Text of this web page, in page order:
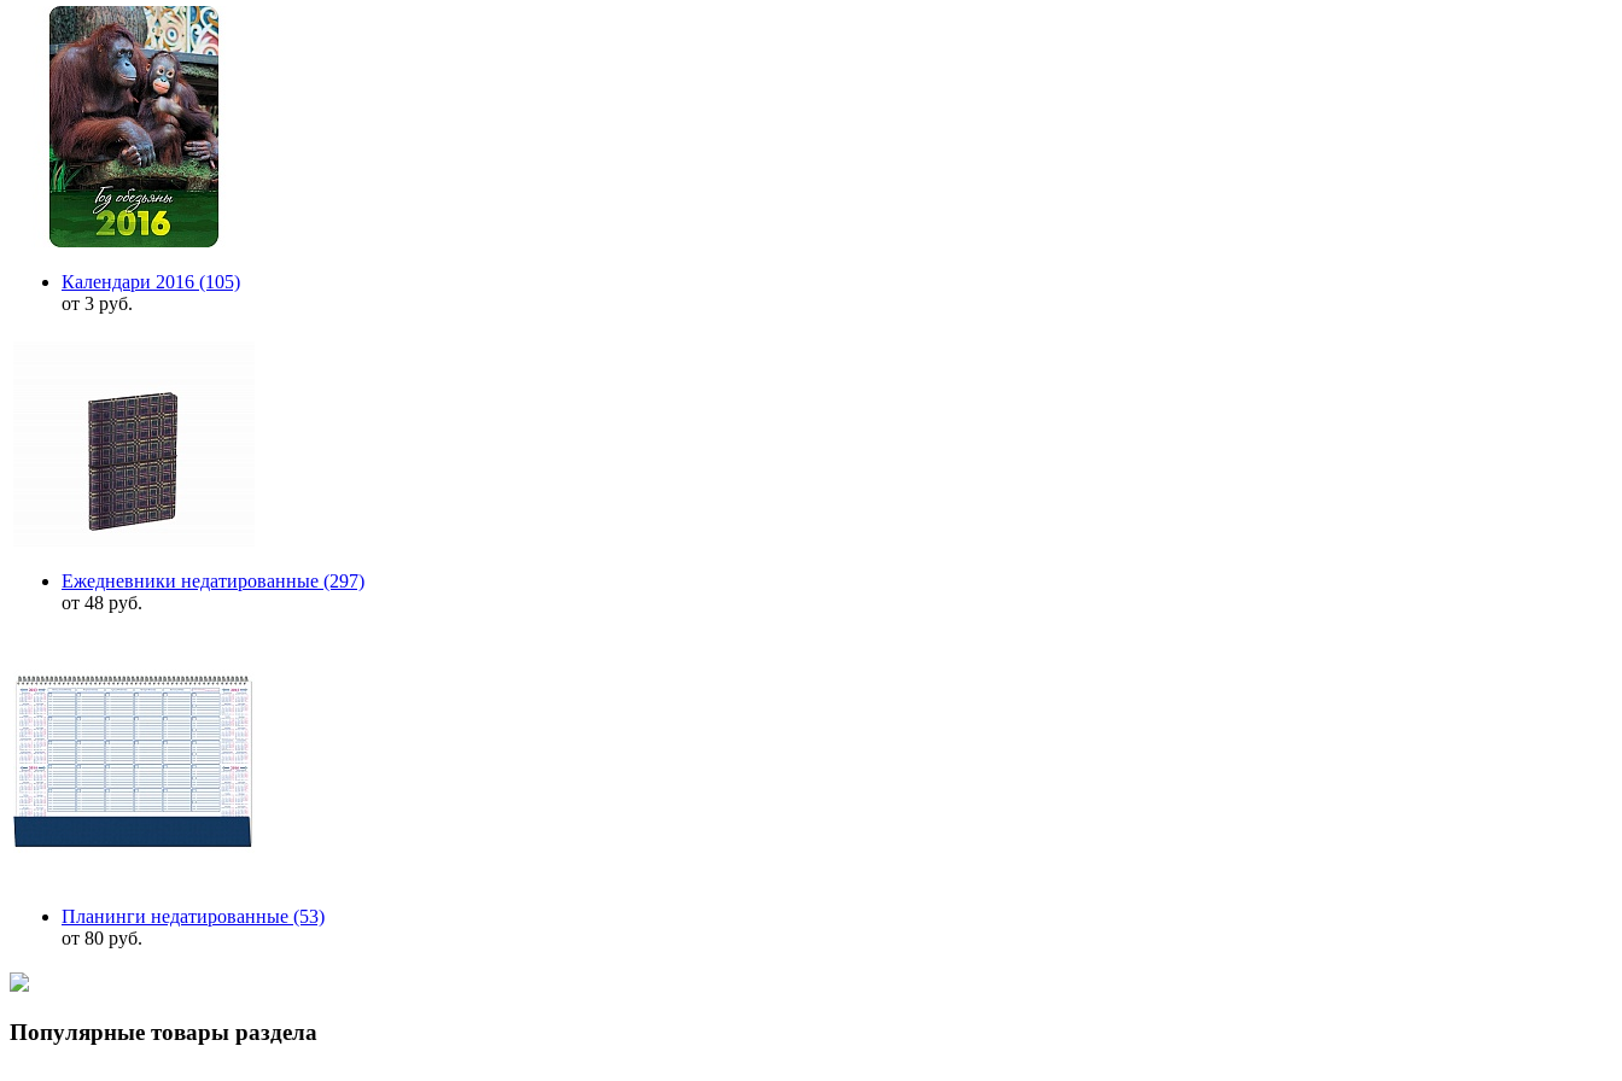
Календари 2016 (105)
от 3 руб.
Ежедневники недатированные (297)
от 48 руб.
Планинги недатированные (53)
от 80 руб.
Популярные товары раздела